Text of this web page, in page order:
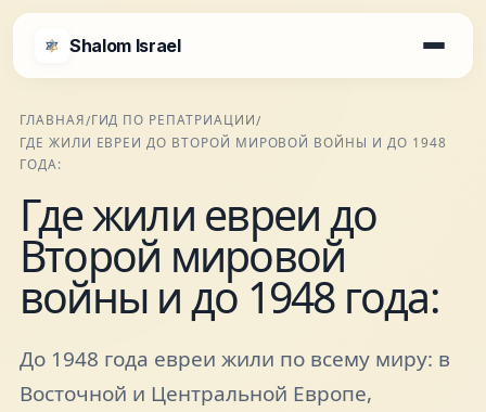
Shalom Israel
Афиша
Новости
Специалисты
ГЛАВНАЯ/ГИД ПО РЕПАТРИАЦИИ/
ГДЕ ЖИЛИ ЕВРЕИ ДО ВТОРОЙ МИРОВОЙ ВОЙНЫ И ДО 1948
ГОДА:
Где жили евреи до
Второй мировой
войны и до 1948 года:
До 1948 года евреи жили по всему миру: в
Восточной и Центральной Европе,